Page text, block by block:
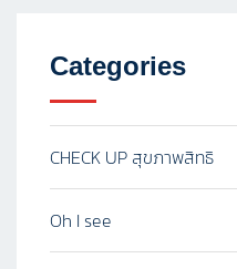
Categories
CHECK UP สุขภาพสิทธิ
Oh I see